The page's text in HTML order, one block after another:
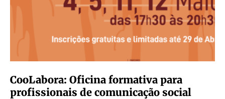
CooLabora: Oficina formativa para
profissionais de comunicação social